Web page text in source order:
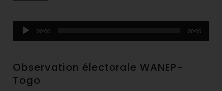
Audio
Player
00:00 00:00
Observation électorale WANEP-
Togo